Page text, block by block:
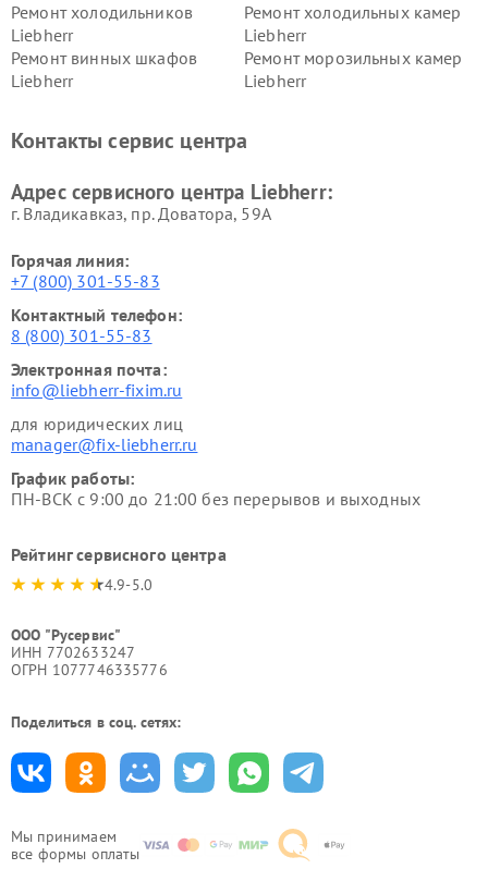
Мы принимаем
все формы оплаты
Ремонт холодильников
Liebherr
Ремонт холодильных камер
Liebherr
Ремонт винных шкафов
Liebherr
Ремонт морозильных камер
Liebherr
Контакты сервис центра
Адрес сервисного центра Liebherr:
г. Владикавказ, пр. Доватора, 59А
Горячая линия:
+7 (800) 301-55-83
Контактный телефон:
8 (800) 301-55-83
Электронная почта:
info@liebherr-fixim.ru
для юридических лиц
manager@fix-liebherr.ru
График работы:
ПН-ВСК с 9:00 до 21:00 без перерывов и выходных
Рейтинг сервисного центра
4.9-5.0
ООО "Русервис"
ИНН 7702633247
ОГРН 1077746335776
Поделиться в соц. сетях: